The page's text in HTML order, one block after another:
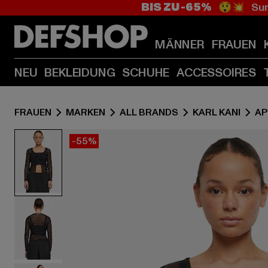
BIS ZU -65% 😲💥
MÄNNER FRAUEN
NEU BEKLEIDUNG SCHUHE ACCESSOIRES
FRAUEN MARKEN ALL BRANDS KARL KANI
-55%